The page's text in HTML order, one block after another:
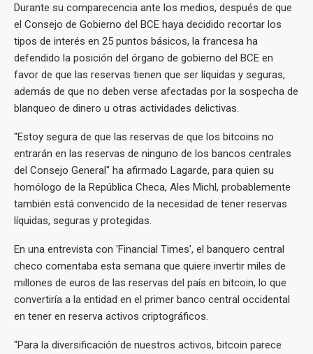
Durante su comparecencia ante los medios, después de que
el Consejo de Gobierno del BCE haya decidido recortar los
tipos de interés en 25 puntos básicos, la francesa ha
defendido la posición del órgano de gobierno del BCE en
favor de que las reservas tienen que ser líquidas y seguras,
además de que no deben verse afectadas por la sospecha de
blanqueo de dinero u otras actividades delictivas.
"Estoy segura de que las reservas de que los bitcoins no
entrarán en las reservas de ninguno de los bancos centrales
del Consejo General" ha afirmado Lagarde, para quien su
homólogo de la República Checa, Ales Michl, probablemente
también está convencido de la necesidad de tener reservas
líquidas, seguras y protegidas.
En una entrevista con 'Financial Times', el banquero central
checo comentaba esta semana que quiere invertir miles de
millones de euros de las reservas del país en bitcoin, lo que
convertiría a la entidad en el primer banco central occidental
en tener en reserva activos criptográficos.
"Para la diversificación de nuestros activos, bitcoin parece